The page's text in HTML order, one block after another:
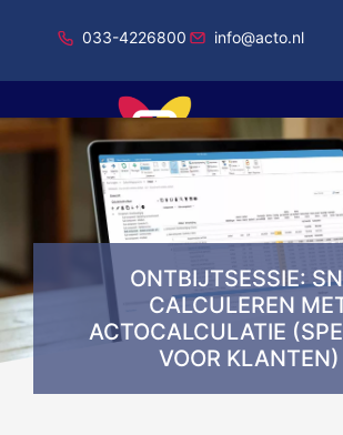
033-4226800 info@acto.nl
Onderdeel van Total Specific Solutions
ONTBIJTSESSIE:
CALCULEREN
ACTOCALCULATIE
VOOR KLANTEN)